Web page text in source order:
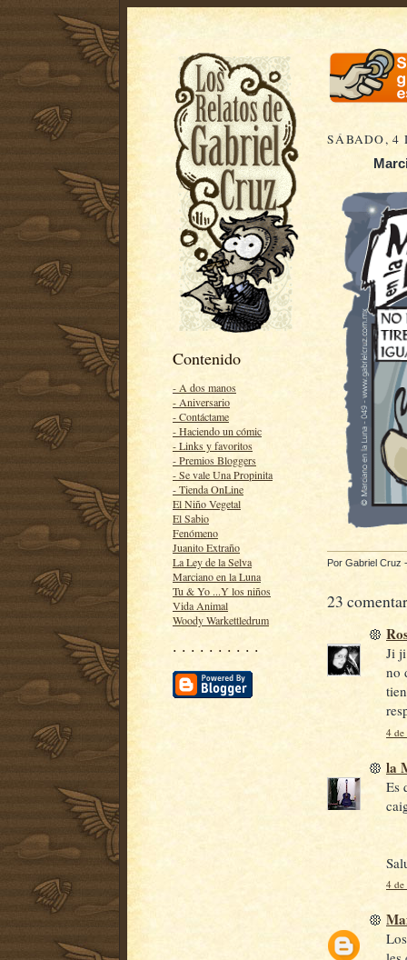
Contenido
- A dos manos
- Aniversario
- Contáctame
- Haciendo un cómic
- Links y favoritos
- Premios Bloggers
- Se vale Una Propinita
- Tienda OnLine
El Niño Vegetal
El Sabio
Fenómeno
Juanito Extraño
La Ley de la Selva
Marciano en la Luna
Tu & Yo ...Y los niños
Vida Animal
Woody Warkettledrum
· · · · · · · · · ·
SÁBADO, 4
Por Gabriel Cruz
23
Ji
no
4 de
la
Es
4 de